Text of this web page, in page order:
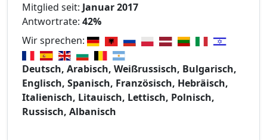
Mitglied seit: Januar 2017
Antwortrate: 42%
Wir sprechen:
Deutsch, Arabisch, Weißrussisch, Bulgarisch,
Englisch, Spanisch, Französisch, Hebräisch,
Italienisch, Litauisch, Lettisch, Polnisch,
Russisch, Albanisch